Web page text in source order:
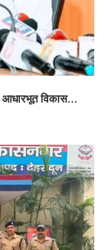
आधारभूत विकास...